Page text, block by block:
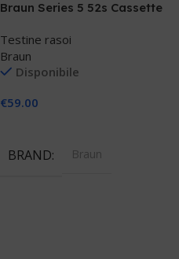
Braun Series 5 52s Cassette
Testine rasoi
Braun
Disponibile
€59.00
BRAND Braun